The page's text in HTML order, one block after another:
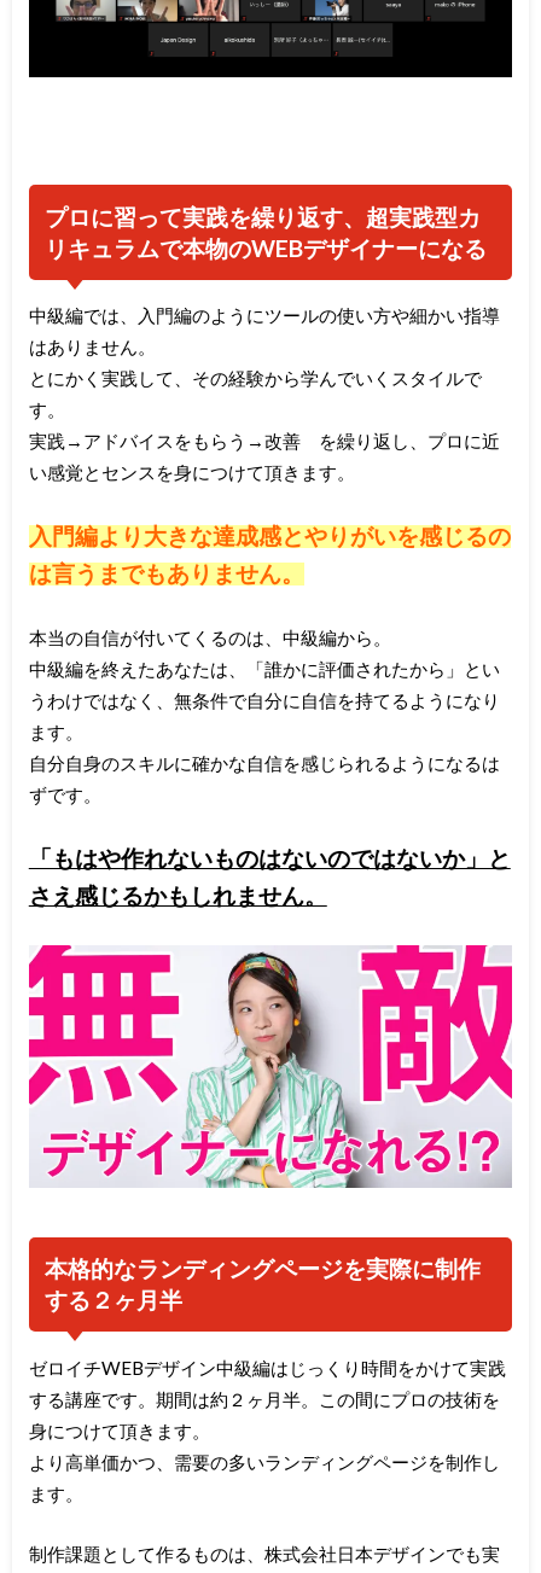
プロに習って実践を繰り返す、超実践型カ
リキュラムで本物のWEBデザイナーになる
中級編では、入門編のようにツールの使い方や細かい指導
はありません。
とにかく実践して、その経験から学んでいくスタイルで
す。
実践→アドバイスをもらう→改善 を繰り返し、プロに近
い感覚とセンスを身につけて頂きます。
入門編より大きな達成感とやりがいを感じるの
は言うまでもありません。
本当の自信が付いてくるのは、中級編から。
中級編を終えたあなたは、「誰かに評価されたから」とい
うわけではなく、無条件で自分に自信を持てるようになり
ます。
自分自身のスキルに確かな自信を感じられるようになるは
ずです。
「もはや作れないものはないのではないか」と
さえ感じるかもしれません。
本格的なランディングページを実際に制作
する２ヶ月半
ゼロイチWEBデザイン中級編はじっくり時間をかけて実践
する講座です。期間は約２ヶ月半。この間にプロの技術を
身につけて頂きます。
より高単価かつ、需要の多いランディングページを制作し
ます。
制作課題として作るものは、株式会社日本デザインでも実